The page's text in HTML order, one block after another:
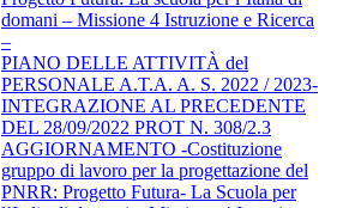
domani – Missione 4 Istruzione e Ricerca
–
PIANO DELLE ATTIVITÀ del
PERSONALE A.T.A. A. S. 2022 / 2023-
INTEGRAZIONE AL PRECEDENTE
DEL 28/09/2022 PROT N. 308/2.3
AGGIORNAMENTO -Costituzione
gruppo di lavoro per la progettazione del
PNRR: Progetto Futura- La Scuola per